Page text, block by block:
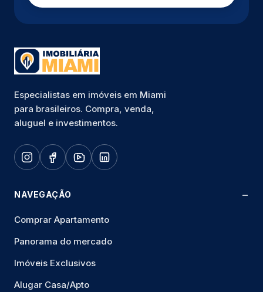
Especialistas em imóveis em Miami
para brasileiros. Compra, venda,
aluguel e investimentos.
NAVEGAÇÃO
Comprar Apartamento
Panorama do mercado
Imóveis Exclusivos
Alugar Casa/Apto